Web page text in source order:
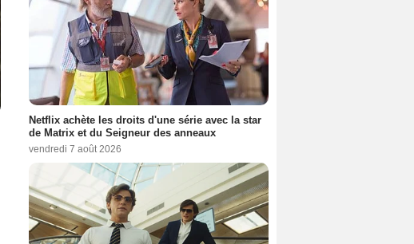
Netflix achète les droits d'une série avec la star
de Matrix et du Seigneur des anneaux
vendredi 7 août 2026